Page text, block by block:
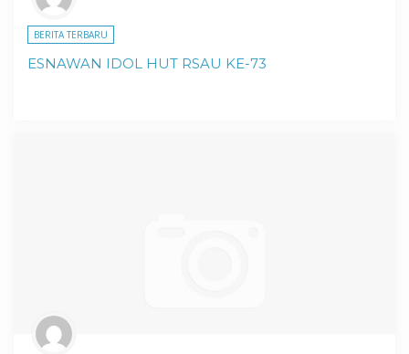
BERITA TERBARU
ESNAWAN IDOL HUT RSAU KE-73